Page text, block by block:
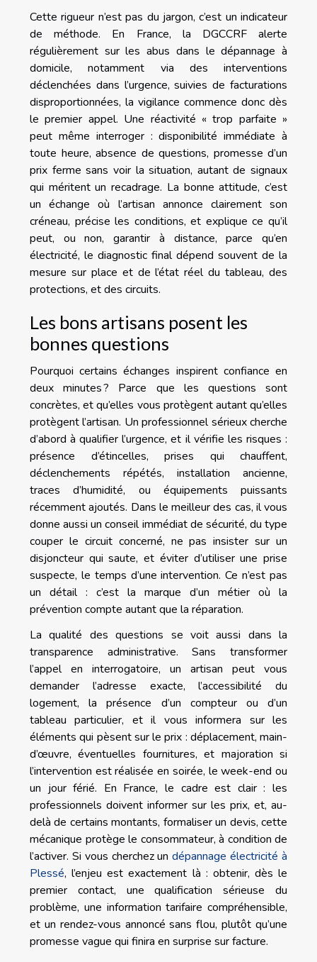
Cette rigueur n’est pas du jargon, c’est un indicateur
de méthode. En France, la DGCCRF alerte
régulièrement sur les abus dans le dépannage à
domicile, notamment via des interventions
déclenchées dans l’urgence, suivies de facturations
disproportionnées, la vigilance commence donc dès
le premier appel. Une réactivité « trop parfaite »
peut même interroger : disponibilité immédiate à
toute heure, absence de questions, promesse d’un
prix ferme sans voir la situation, autant de signaux
qui méritent un recadrage. La bonne attitude, c’est
un échange où l’artisan annonce clairement son
créneau, précise les conditions, et explique ce qu’il
peut, ou non, garantir à distance, parce qu’en
électricité, le diagnostic final dépend souvent de la
mesure sur place et de l’état réel du tableau, des
protections, et des circuits.
Les bons artisans posent les
bonnes questions
Pourquoi certains échanges inspirent confiance en
deux minutes ? Parce que les questions sont
concrètes, et qu’elles vous protègent autant qu’elles
protègent l’artisan. Un professionnel sérieux cherche
d’abord à qualifier l’urgence, et il vérifie les risques :
présence d’étincelles, prises qui chauffent,
déclenchements répétés, installation ancienne,
traces d’humidité, ou équipements puissants
récemment ajoutés. Dans le meilleur des cas, il vous
donne aussi un conseil immédiat de sécurité, du type
couper le circuit concerné, ne pas insister sur un
disjoncteur qui saute, et éviter d’utiliser une prise
suspecte, le temps d’une intervention. Ce n’est pas
un détail : c’est la marque d’un métier où la
prévention compte autant que la réparation.
La qualité des questions se voit aussi dans la
transparence administrative. Sans transformer
l’appel en interrogatoire, un artisan peut vous
demander l’adresse exacte, l’accessibilité du
logement, la présence d’un compteur ou d’un
tableau particulier, et il vous informera sur les
éléments qui pèsent sur le prix : déplacement, main-
d’œuvre, éventuelles fournitures, et majoration si
l’intervention est réalisée en soirée, le week-end ou
un jour férié. En France, le cadre est clair : les
professionnels doivent informer sur les prix, et, au-
delà de certains montants, formaliser un devis, cette
mécanique protège le consommateur, à condition de
l’activer. Si vous cherchez undépannage électricité à
Plessé, l’enjeu est exactement là : obtenir, dès le
premier contact, une qualification sérieuse du
problème, une information tarifaire compréhensible,
et un rendez-vous annoncé sans flou, plutôt qu’une
promesse vague qui finira en surprise sur facture.